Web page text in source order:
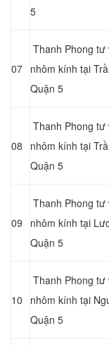
5
07
Thanh Phong tư
nhôm kính tại
Quận 5
08
Thanh Phong tư
nhôm kính tại
Quận 5
09
Thanh Phong tư
nhôm kính tại
Quận 5
10
Thanh Phong tư
nhôm kính tại
Quận 5